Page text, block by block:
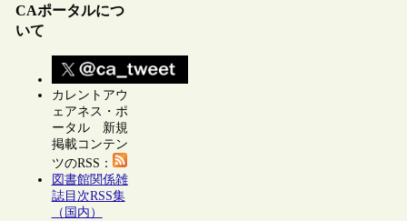
CAポータルにつ
いて
カレントアウ
ェアネス・ポ
ータル 新規
掲載コンテン
ツのRSS：
図書館関係雑
誌目次RSS集
（国内）